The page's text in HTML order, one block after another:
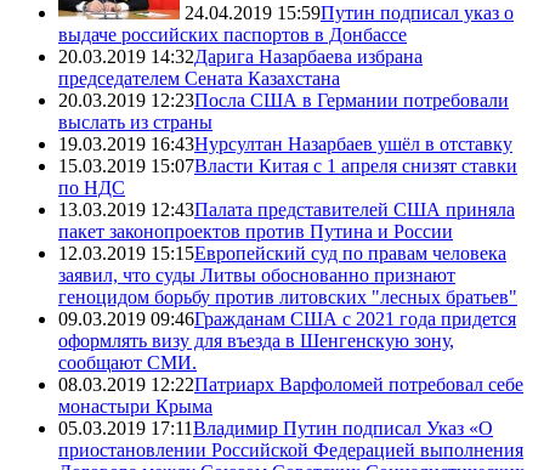
24.04.2019 15:59Путин подписал указ о
выдаче российских паспортов в Донбассе
20.03.2019 14:32Дарига Назарбаева избрана
председателем Сената Казахстана
20.03.2019 12:23Посла США в Германии потребовали
выслать из страны
19.03.2019 16:43Нурсултан Назарбаев ушёл в отставку
15.03.2019 15:07Власти Китая с 1 апреля снизят ставки
по НДС
13.03.2019 12:43Палата представителей США приняла
пакет законопроектов против Путина и России
12.03.2019 15:15Европейский суд по правам человека
заявил, что суды Литвы обоснованно признают
геноцидом борьбу против литовских "лесных братьев"
09.03.2019 09:46Гражданам США с 2021 года придется
оформлять визу для въезда в Шенгенскую зону,
сообщают СМИ.
08.03.2019 12:22Патриарх Варфоломей потребовал себе
монастыри Крыма
05.03.2019 17:11Владимир Путин подписал Указ «О
приостановлении Российской Федерацией выполнения